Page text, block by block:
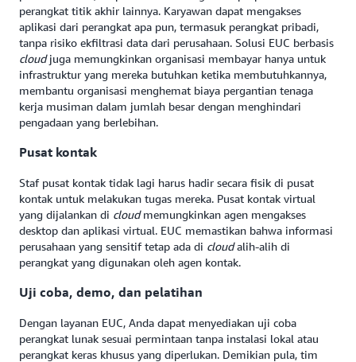
perangkat titik akhir lainnya. Karyawan dapat mengakses
aplikasi dari perangkat apa pun, termasuk perangkat pribadi,
tanpa risiko ekfiltrasi data dari perusahaan. Solusi EUC berbasis
cloudjuga memungkinkan organisasi membayar hanya untuk
infrastruktur yang mereka butuhkan ketika membutuhkannya,
membantu organisasi menghemat biaya pergantian tenaga
kerja musiman dalam jumlah besar dengan menghindari
pengadaan yang berlebihan.
Pusat kontak
Staf pusat kontak tidak lagi harus hadir secara fisik di pusat
kontak untuk melakukan tugas mereka. Pusat kontak virtual
yang dijalankan di cloudmemungkinkan agen mengakses
desktop dan aplikasi virtual. EUC memastikan bahwa informasi
perusahaan yang sensitif tetap ada di cloudalih-alih di
perangkat yang digunakan oleh agen kontak.
Uji coba, demo, dan pelatihan
Dengan layanan EUC, Anda dapat menyediakan uji coba
perangkat lunak sesuai permintaan tanpa instalasi lokal atau
perangkat keras khusus yang diperlukan. Demikian pula, tim